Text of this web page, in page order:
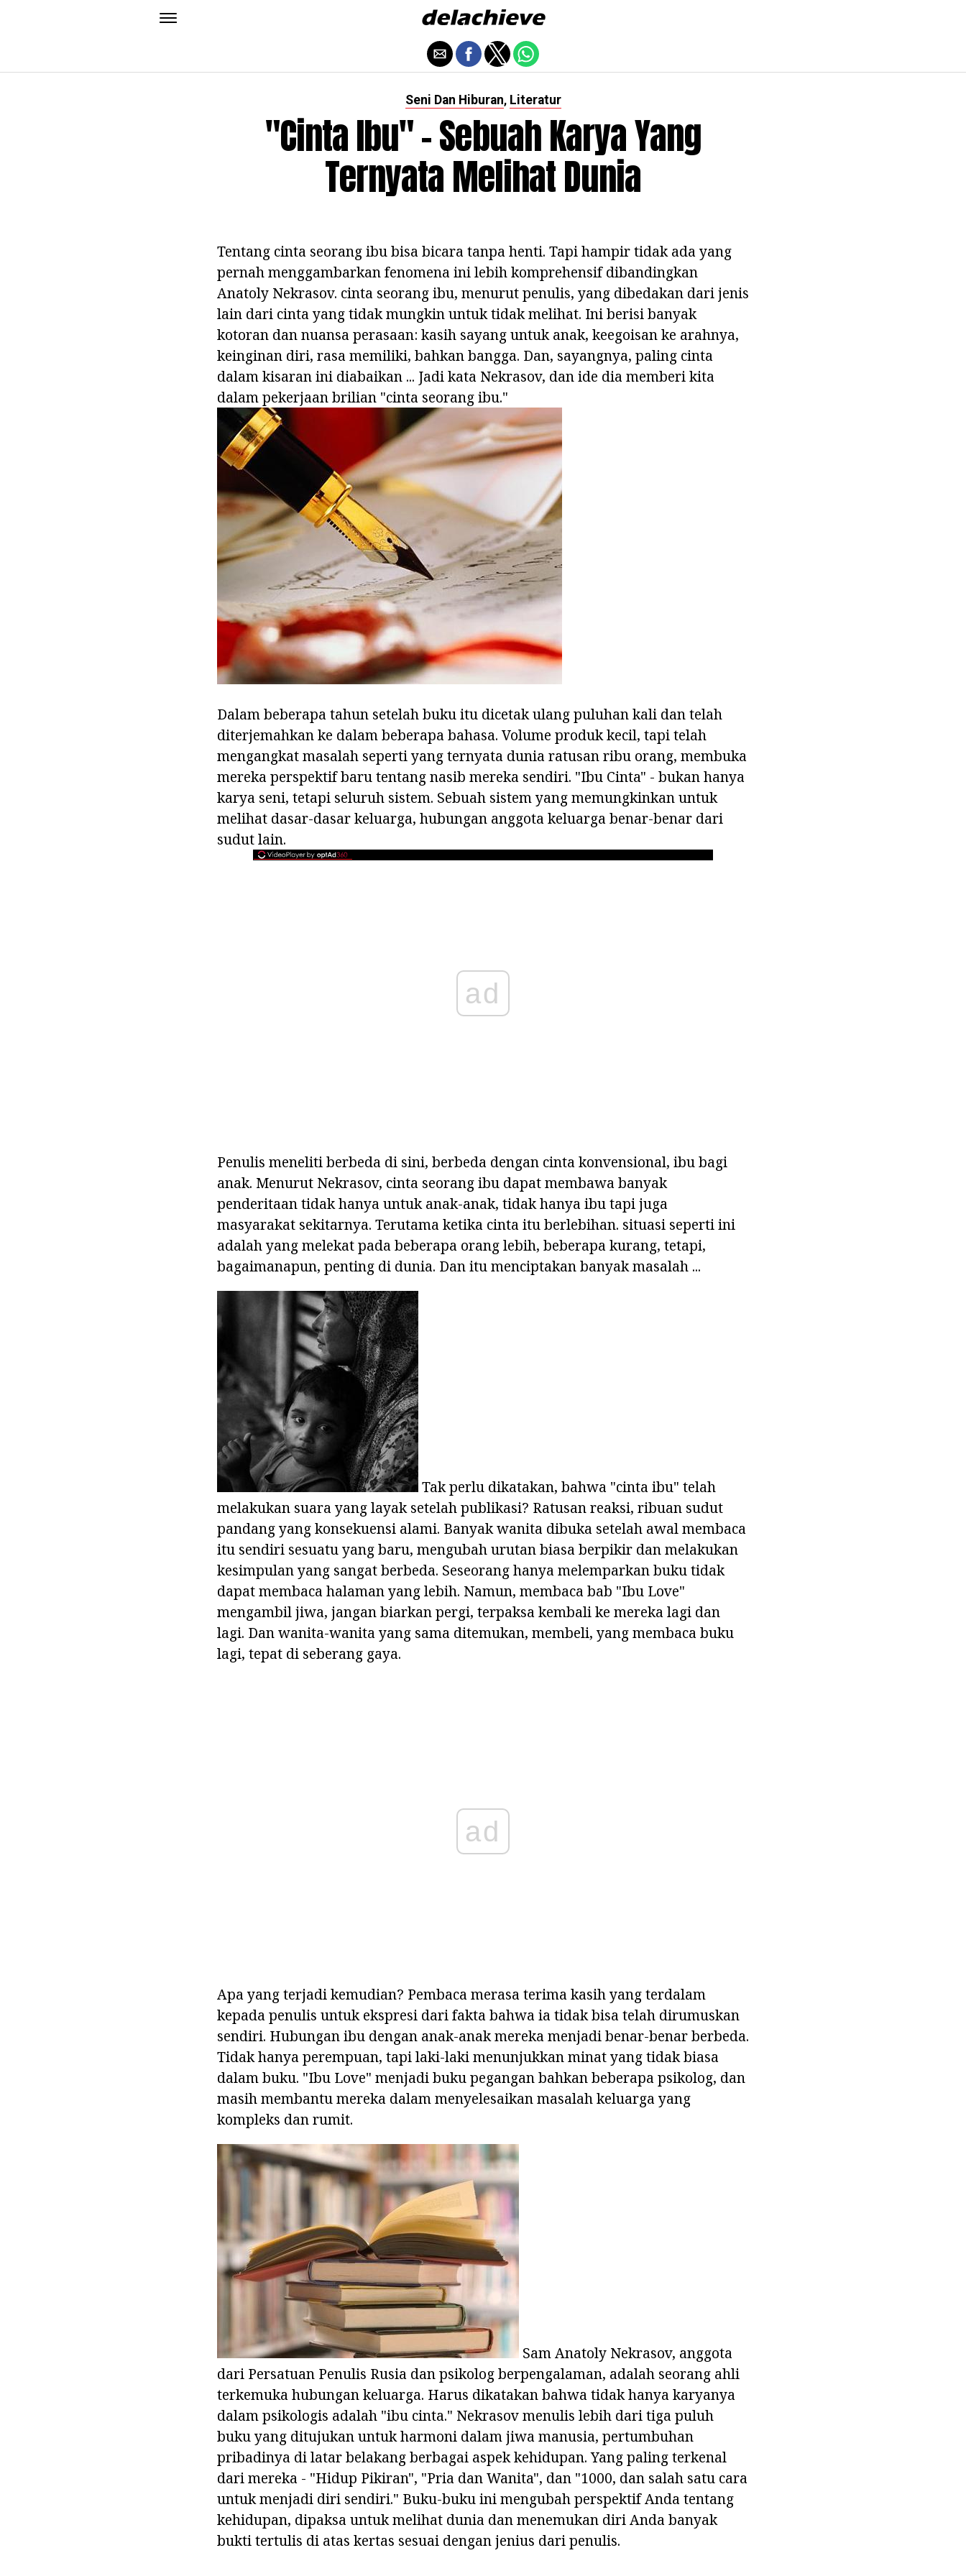
Seni Dan Hiburan, Literatur
"Cinta Ibu" - Sebuah Karya Yang
Ternyata Melihat Dunia
Tentang cinta seorang ibu bisa bicara tanpa henti. Tapi hampir tidak ada yang
pernah menggambarkan fenomena ini lebih komprehensif dibandingkan
Anatoly Nekrasov. cinta seorang ibu, menurut penulis, yang dibedakan dari jenis
lain dari cinta yang tidak mungkin untuk tidak melihat. Ini berisi banyak
kotoran dan nuansa perasaan: kasih sayang untuk anak, keegoisan ke arahnya,
keinginan diri, rasa memiliki, bahkan bangga. Dan, sayangnya, paling cinta
dalam kisaran ini diabaikan ... Jadi kata Nekrasov, dan ide dia memberi kita
dalam pekerjaan brilian "cinta seorang ibu."
Dalam beberapa tahun setelah buku itu dicetak ulang puluhan kali dan telah
diterjemahkan ke dalam beberapa bahasa. Volume produk kecil, tapi telah
mengangkat masalah seperti yang ternyata dunia ratusan ribu orang, membuka
mereka perspektif baru tentang nasib mereka sendiri. "Ibu Cinta" - bukan hanya
karya seni, tetapi seluruh sistem. Sebuah sistem yang memungkinkan untuk
melihat dasar-dasar keluarga, hubungan anggota keluarga benar-benar dari
sudut lain.
ad
Penulis meneliti berbeda di sini, berbeda dengan cinta konvensional, ibu bagi
anak. Menurut Nekrasov, cinta seorang ibu dapat membawa banyak
penderitaan tidak hanya untuk anak-anak, tidak hanya ibu tapi juga
masyarakat sekitarnya. Terutama ketika cinta itu berlebihan. situasi seperti ini
adalah yang melekat pada beberapa orang lebih, beberapa kurang, tetapi,
bagaimanapun, penting di dunia. Dan itu menciptakan banyak masalah ...
Tak perlu dikatakan, bahwa "cinta ibu" telah
melakukan suara yang layak setelah publikasi? Ratusan reaksi, ribuan sudut
pandang yang konsekuensi alami. Banyak wanita dibuka setelah awal membaca
itu sendiri sesuatu yang baru, mengubah urutan biasa berpikir dan melakukan
kesimpulan yang sangat berbeda. Seseorang hanya melemparkan buku tidak
dapat membaca halaman yang lebih. Namun, membaca bab "Ibu Love"
mengambil jiwa, jangan biarkan pergi, terpaksa kembali ke mereka lagi dan
lagi. Dan wanita-wanita yang sama ditemukan, membeli, yang membaca buku
lagi, tepat di seberang gaya.
ad
Apa yang terjadi kemudian? Pembaca merasa terima kasih yang terdalam
kepada penulis untuk ekspresi dari fakta bahwa ia tidak bisa telah dirumuskan
sendiri. Hubungan ibu dengan anak-anak mereka menjadi benar-benar berbeda.
Tidak hanya perempuan, tapi laki-laki menunjukkan minat yang tidak biasa
dalam buku. "Ibu Love" menjadi buku pegangan bahkan beberapa psikolog, dan
masih membantu mereka dalam menyelesaikan masalah keluarga yang
kompleks dan rumit.
Sam Anatoly Nekrasov, anggota
dari Persatuan Penulis Rusia dan psikolog berpengalaman, adalah seorang ahli
terkemuka hubungan keluarga. Harus dikatakan bahwa tidak hanya karyanya
dalam psikologis adalah "ibu cinta." Nekrasov menulis lebih dari tiga puluh
buku yang ditujukan untuk harmoni dalam jiwa manusia, pertumbuhan
pribadinya di latar belakang berbagai aspek kehidupan. Yang paling terkenal
dari mereka - "Hidup Pikiran", "Pria dan Wanita", dan "1000, dan salah satu cara
untuk menjadi diri sendiri." Buku-buku ini mengubah perspektif Anda tentang
kehidupan, dipaksa untuk melihat dunia dan menemukan diri Anda banyak
bukti tertulis di atas kertas sesuai dengan jenius dari penulis.